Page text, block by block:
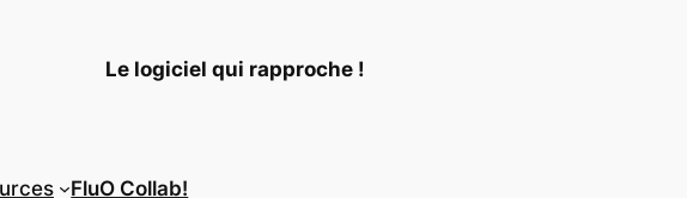
Le logiciel qui rapproche !
FluO Collab!